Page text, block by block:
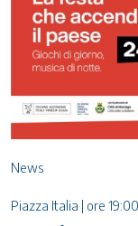
News
Piazza Italia | ore 19:00